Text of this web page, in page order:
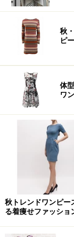
秋
ピ
体
ワ
秋トレンドワンピー
る着痩せファッショ